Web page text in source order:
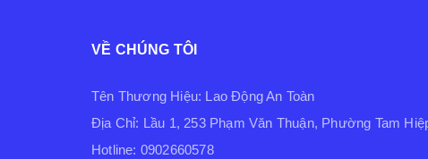
VỀ CHÚNG TÔI
Tên Thương Hiệu: Lao Động An Toàn
Địa Chỉ: Lầu 1, 253 Phạm Văn Thuận, Phường Tam
Hotline: 0902660578